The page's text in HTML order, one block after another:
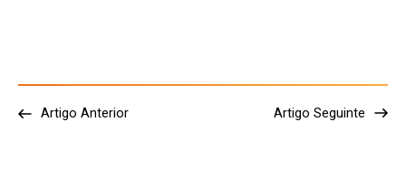
Artigo Anterior Artigo Seguinte